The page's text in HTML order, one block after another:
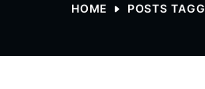
HOME POSTS